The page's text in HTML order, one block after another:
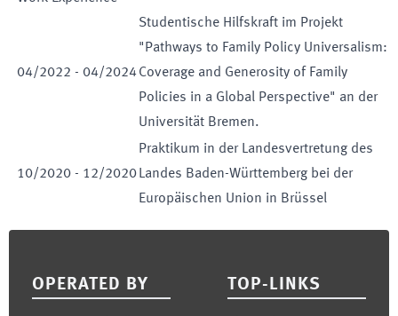
04/2022 - 04/2024
Studentische Hilfskraft im Projekt
"Pathways to Family Policy Universalism:
Coverage and Generosity of Family
Policies in a Global Perspective" an der
Universität Bremen.
10/2020 - 12/2020
Praktikum in der Landesvertretung des
Landes Baden-Württemberg bei der
Europäischen Union in Brüssel
OPERATED BY TOP-LINKS